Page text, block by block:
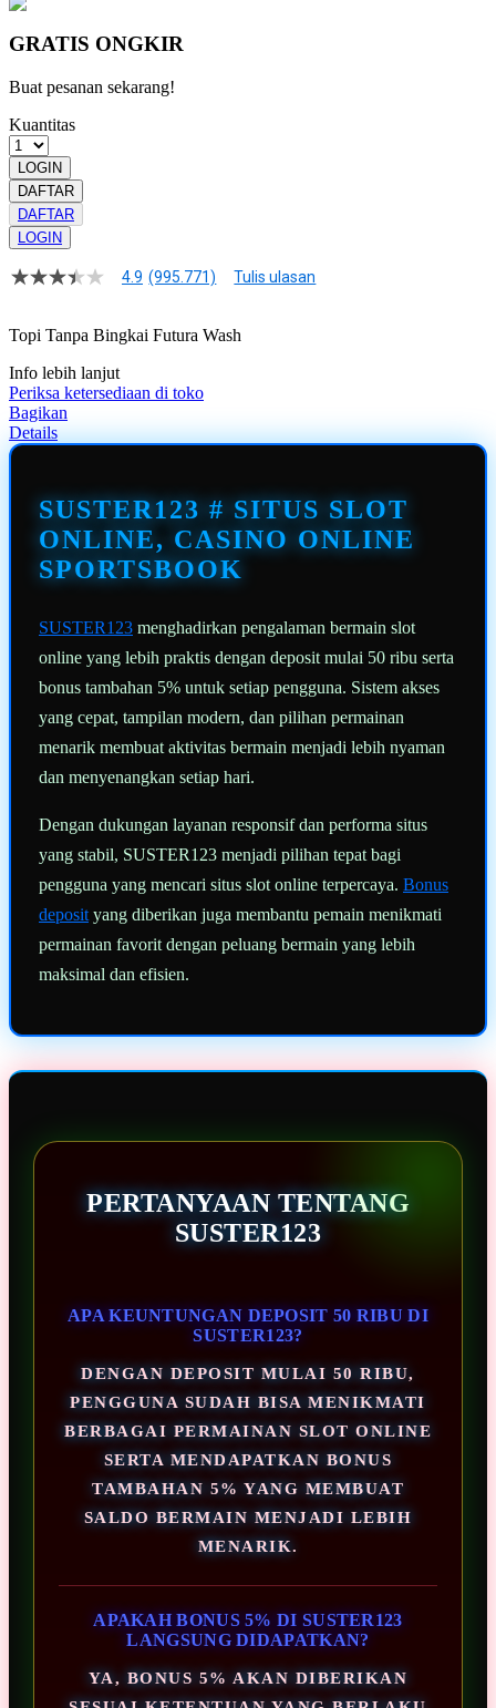
GRATIS ONGKIR
Buat pesanan sekarang!
Kuantitas
LOGIN
DAFTAR
DAFTAR
LOGIN
4.9
bintang,
rating
rata-
rata.
Read
13
Reviews.
halaman
yang
sama.
4.9 (995.771) Tulis ulasan
Topi Tanpa Bingkai Futura Wash
Info lebih lanjut
Periksa ketersediaan di toko
Bagikan
Details
SUSTER123 # SITUS SLOT
ONLINE, CASINO ONLINE
SPORTSBOOK
SUSTER123 menghadirkan pengalaman bermain slot
online yang lebih praktis dengan deposit mulai 50 ribu serta
bonus tambahan 5% untuk setiap pengguna. Sistem akses
yang cepat, tampilan modern, dan pilihan permainan
menarik membuat aktivitas bermain menjadi lebih nyaman
dan menyenangkan setiap hari.
Dengan dukungan layanan responsif dan performa situs
yang stabil, SUSTER123 menjadi pilihan tepat bagi
pengguna yang mencari situs slot online terpercaya. Bonus
deposit yang diberikan juga membantu pemain menikmati
permainan favorit dengan peluang bermain yang lebih
maksimal dan efisien.
PERTANYAAN TENTANG
SUSTER123
APA KEUNTUNGAN DEPOSIT 50 RIBU DI
SUSTER123?
DENGAN DEPOSIT MULAI 50 RIBU,
PENGGUNA SUDAH BISA MENIKMATI
BERBAGAI PERMAINAN SLOT ONLINE
SERTA MENDAPATKAN BONUS
TAMBAHAN 5% YANG MEMBUAT
SALDO BERMAIN MENJADI LEBIH
MENARIK.
APAKAH BONUS 5% DI SUSTER123
LANGSUNG DIDAPATKAN?
YA, BONUS 5% AKAN DIBERIKAN